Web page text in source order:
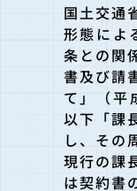
国土交通
形態によ
条との関
書及び請
て」（平
以下「課
し、その
現行の課
は契約書